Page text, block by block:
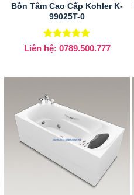
Bồn Tắm Cao Cấp Kohler K-
99025T-0
Được xếp
hạng
Liên hệ: 0789.500.777